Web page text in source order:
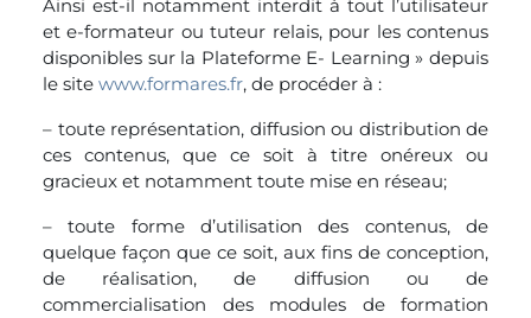
Ainsi est-il notamment interdit à tout l’utilisateur
et e-formateur ou tuteur relais, pour les contenus
disponibles sur la Plateforme E- Learning » depuis
le site www.formares.fr, de procéder à :
– toute représentation, diffusion ou distribution de
ces contenus, que ce soit à titre onéreux ou
gracieux et notamment toute mise en réseau;
– toute forme d’utilisation des contenus, de
quelque façon que ce soit, aux fins de conception,
de réalisation, de diffusion ou de
commercialisation des modules de formation